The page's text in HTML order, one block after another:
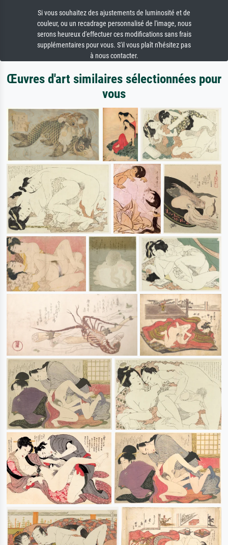
Si vous souhaitez des ajustements de luminosité et de
couleur, ou un recadrage personnalisé de l'image, nous
serons heureux d'effectuer ces modifications sans frais
supplémentaires pour vous. S'il vous plaît n'hésitez pas
à nous contacter.
Œuvres d'art similaires sélectionnées pour
vous